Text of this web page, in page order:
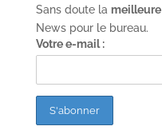
Sans doute la meilleure
News pour le bureau.
Votre e-mail :